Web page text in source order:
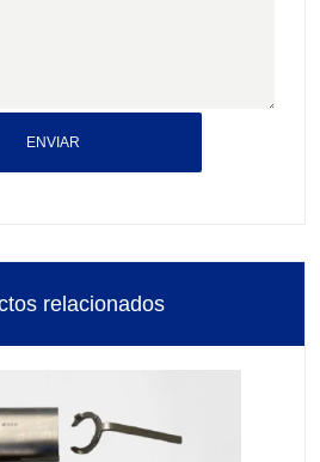
ENVIAR
relacionados